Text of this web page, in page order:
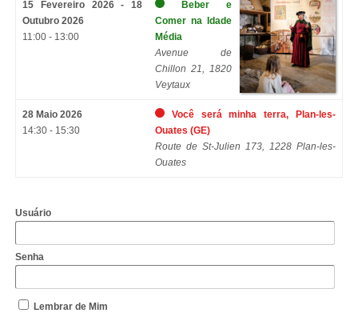
15 Fevereiro 2026 - 18
Outubro 2026
11:00 - 13:00
Beber e
Comer na Idade
Média
Avenue de
Chillon 21, 1820
Veytaux
28 Maio 2026
14:30 - 15:30
Você será minha terra, Plan-les-
Ouates (GE)
Route de St-Julien 173, 1228 Plan-les-
Ouates
Usuário
Senha
Lembrar de Mim